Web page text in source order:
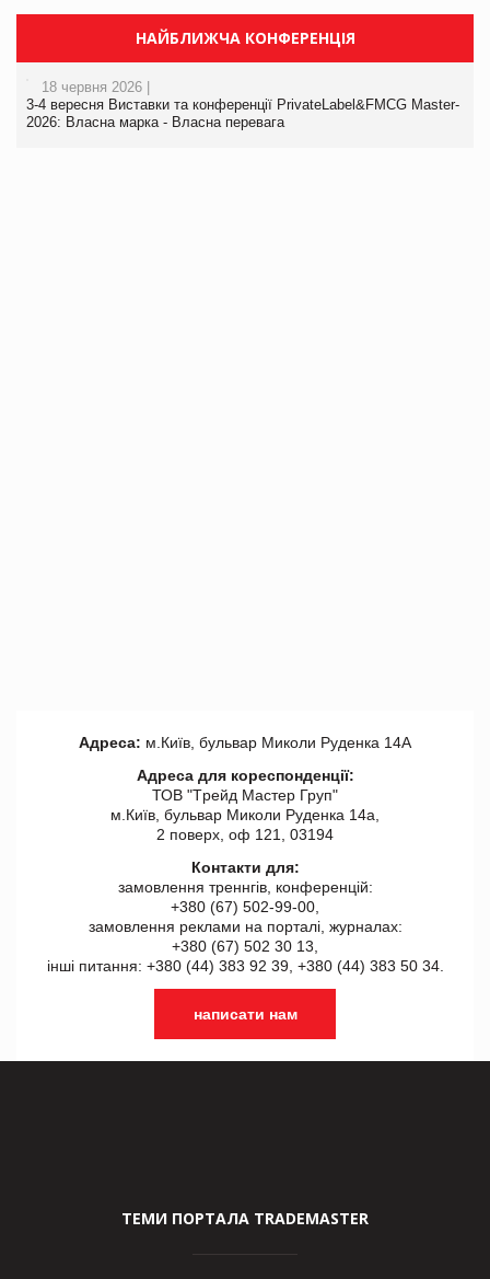
НАЙБЛИЖЧА КОНФЕРЕНЦІЯ
18 червня 2026 |
3-4 вересня Виставки та конференції PrivateLabel&FMCG Master-
2026: Власна марка - Власна перевага
Адреса: м.Київ, бульвар Миколи Руденка 14А
Адреса для кореспонденції:
ТОВ "Tрейд Мастер Груп"
м.Київ, бульвар Миколи Руденка 14а,
2 поверх, оф 121, 03194
Контакти для:
замовлення треннгів, конференцій:
+380 (67) 502-99-00,
замовлення реклами на порталі, журналах:
+380 (67) 502 30 13,
інші питання: +380 (44) 383 92 39, +380 (44) 383 50 34.
написати нам
ТЕМИ ПОРТАЛА TRADEMASTER